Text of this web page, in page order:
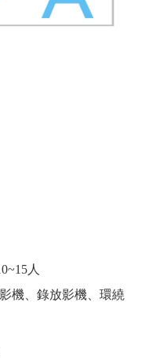
人
機、錄放影機、環繞